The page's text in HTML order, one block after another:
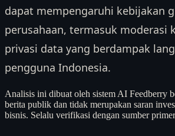
dapat mempengaruhi kebijakan
perusahaan, termasuk moderasi
privasi data yang berdampak
pengguna Indonesia.
Analisis ini dibuat oleh sistem AI Feedberry
berita publik dan tidak merupakan saran
bisnis. Selalu verifikasi dengan sumber